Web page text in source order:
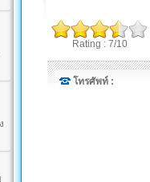
Rating : 7/10
โทรศัพท์ :